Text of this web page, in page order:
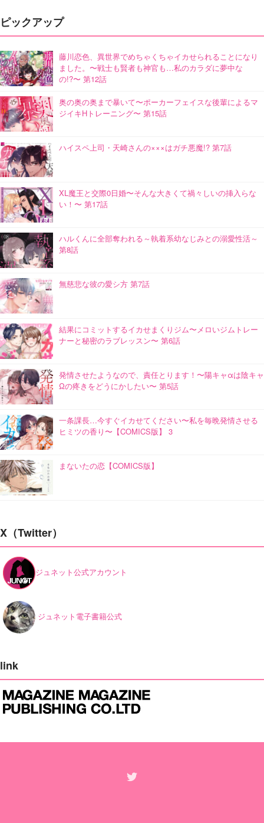
ピックアップ
藤川恋色、異世界でめちゃくちゃイカせられることになり
ました。〜戦士も賢者も神官も…私のカラダに夢中な
の!?〜 第12話
奥の奥の奥まで暴いて〜ポーカーフェイスな後輩によるマ
ジイキHトレーニング〜 第15話
ハイスペ上司・天崎さんの×××はガチ悪魔!? 第7話
XL魔王と交際0日婚〜そんな大きくて禍々しいの挿入らな
い！〜 第17話
ハルくんに全部奪われる～執着系幼なじみとの溺愛性活～
第8話
無慈悲な彼の愛シ方 第7話
結果にコミットするイカせまくりジム〜メロいジムトレー
ナーと秘密のラブレッスン〜 第6話
発情させたようなので、責任とります！〜陽キャαは陰キャ
Ωの疼きをどうにかしたい〜 第5話
一条課長…今すぐイカせてください〜私を毎晩発情させる
ヒミツの香り〜【COMICS版】 3
まないたの恋【COMICS版】
X（Twitter）
ジュネット公式アカウント
ジュネット電子書籍公式
link